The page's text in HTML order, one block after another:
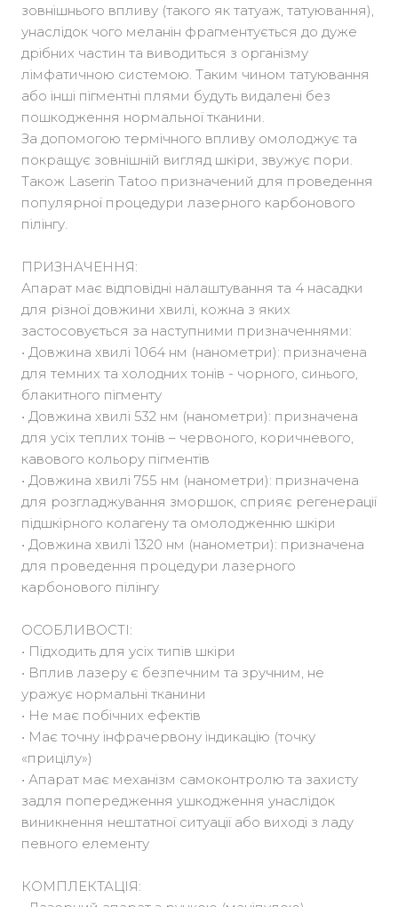
зовнішнього впливу (такого як татуаж, татуювання),
унаслідок чого меланін фрагментується до дуже
дрібних частин та виводиться з організму
лімфатичною системою. Таким чином татуювання
або інші пігментні плями будуть видалені без
пошкодження нормальної тканини.
За допомогою термічного впливу омолоджує та
покращує зовнішній вигляд шкіри, звужує пори.
Також Laserin Tatoo призначений для проведення
популярної процедури лазерного карбонового
пілінгу.
ПРИЗНАЧЕННЯ:
Апарат має відповідні налаштування та 4 насадки
для різної довжини хвилі, кожна з яких
застосовується за наступними призначеннями:
• Довжина хвилі 1064 нм (нанометри): призначена
для темних та холодних тонів - чорного, синього,
блакитного пігменту
• Довжина хвилі 532 нм (нанометри): призначена
для усіх теплих тонів – червоного, коричневого,
кавового кольору пігментів
• Довжина хвилі 755 нм (нанометри): призначена
для розгладжування зморшок, сприяє регенерації
підшкірного колагену та омолодженню шкіри
• Довжина хвилі 1320 нм (нанометри): призначена
для проведення процедури лазерного
карбонового пілінгу
ОСОБЛИВОСТІ:
• Підходить для усіх типів шкіри
• Вплив лазеру є безпечним та зручним, не
уражує нормальні тканини
• Не має побічних ефектів
• Має точну інфрачервону індикацію (точку
«прицілу»)
• Апарат має механізм самоконтролю та захисту
задля попередження ушкодження унаслідок
виникнення нештатної ситуації або виході з ладу
певного елементу
КОМПЛЕКТАЦІЯ: